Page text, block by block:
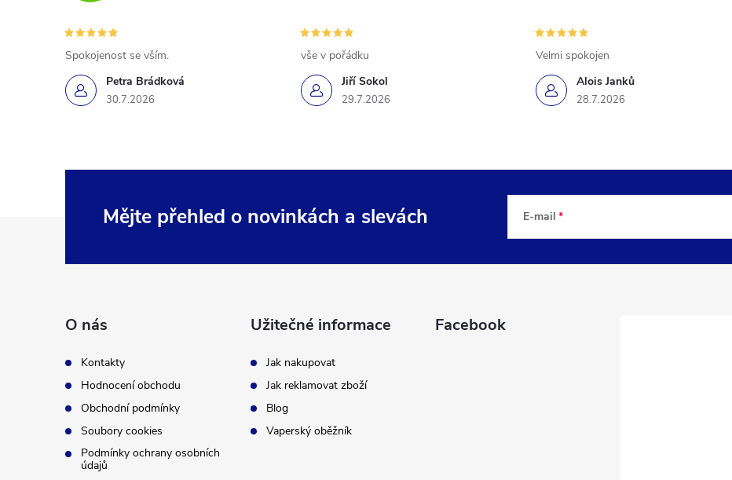
Petra Brádková
30.7.2026
Spokojenost se vším.
Jiří Sokol
29.7.2026
vše v pořádku
Alois Janků
28.7.2026
Velmi spokojen
Mějte přehled o novinkách a slevách E-mail
O nás
Kontakty
Hodnocení obchodu
Obchodní podmínky
Soubory cookies
Podmínky ochrany osobních
údajů
Užitečné informace
Jak nakupovat
Jak reklamovat zboží
Blog
Vaperský oběžník
Facebook